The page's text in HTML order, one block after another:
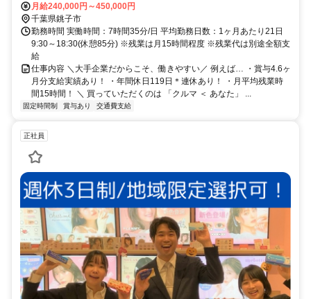
月給240,000円～450,000円
千葉県銚子市
勤務時間 実働時間：7時間35分/日 平均勤務日数：1ヶ月あたり21日
9:30～18:30(休憩85分) ※残業は月15時間程度 ※残業代は別途全額支
給
仕事内容 ＼大手企業だからこそ、働きやすい／ 例えば… ・賞与4.6ヶ
月分支給実績あり！ ・年間休日119日＊連休あり！ ・月平均残業時
間15時間！ ＼ 買っていただくのは 「クルマ ＜ あなた」 ...
固定時間制 賞与あり 交通費支給
正社員